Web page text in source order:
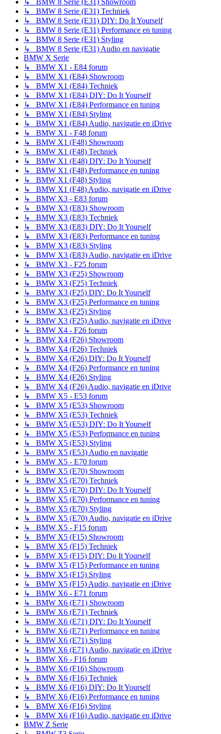
↳ BMW 8 Serie (E31) Techniek
↳ BMW 8 Serie (E31) DIY: Do It Yourself
↳ BMW 8 Serie (E31) Performance en tuning
↳ BMW 8 Serie (E31) Styling
↳ BMW 8 Serie (E31) Audio en navigatie
BMW X Serie
↳ BMW X1 - E84 forum
↳ BMW X1 (E84) Showroom
↳ BMW X1 (E84) Techniek
↳ BMW X1 (E84) DIY: Do It Yourself
↳ BMW X1 (E84) Performance en tuning
↳ BMW X1 (E84) Styling
↳ BMW X1 (E84) Audio, navigatie en iDrive
↳ BMW X1 - F48 forum
↳ BMW X1 (F48) Showroom
↳ BMW X1 (F48) Techniek
↳ BMW X1 (E48) DIY: Do It Yourself
↳ BMW X1 (F48) Performance en tuning
↳ BMW X1 (F48) Styling
↳ BMW X1 (F48) Audio, navigatie en iDrive
↳ BMW X3 - E83 forum
↳ BMW X3 (E83) Showroom
↳ BMW X3 (E83) Techniek
↳ BMW X3 (E83) DIY: Do It Yourself
↳ BMW X3 (E83) Performance en tuning
↳ BMW X3 (E83) Styling
↳ BMW X3 (E83) Audio, navigatie en iDrive
↳ BMW X3 - F25 forum
↳ BMW X3 (F25) Showroom
↳ BMW X3 (F25) Techniek
↳ BMW X3 (F25) DIY: Do It Yourself
↳ BMW X3 (F25) Performance en tuning
↳ BMW X3 (F25) Styling
↳ BMW X3 (F25) Audio, navigatie en iDrive
↳ BMW X4 - F26 forum
↳ BMW X4 (F26) Showroom
↳ BMW X4 (F26) Techniek
↳ BMW X4 (F26) DIY: Do It Yourself
↳ BMW X4 (F26) Performance en tuning
↳ BMW X4 (F26) Styling
↳ BMW X4 (F26) Audio, navigatie en iDrive
↳ BMW X5 - E53 forum
↳ BMW X5 (E53) Showroom
↳ BMW X5 (E53) Techniek
↳ BMW X5 (E53) DIY: Do It Yourself
↳ BMW X5 (E53) Performance en tuning
↳ BMW X5 (E53) Styling
↳ BMW X5 (E53) Audio en navigatie
↳ BMW X5 - E70 forum
↳ BMW X5 (E70) Showroom
↳ BMW X5 (E70) Techniek
↳ BMW X5 (E70) DIY: Do It Yourself
↳ BMW X5 (E70) Performance en tuning
↳ BMW X5 (E70) Styling
↳ BMW X5 (E70) Audio, navigatie en iDrive
↳ BMW X5 - F15 forum
↳ BMW X5 (F15) Showroom
↳ BMW X5 (F15) Techniek
↳ BMW X5 (F15) DIY: Do It Yourself
↳ BMW X5 (F15) Performance en tuning
↳ BMW X5 (F15) Styling
↳ BMW X5 (F15) Audio, navigatie en iDrive
↳ BMW X6 - E71 forum
↳ BMW X6 (E71) Showroom
↳ BMW X6 (E71) Techniek
↳ BMW X6 (E71) DIY: Do It Yourself
↳ BMW X6 (E71) Performance en tuning
↳ BMW X6 (E71) Styling
↳ BMW X6 (E71) Audio, navigatie en iDrive
↳ BMW X6 - F16 forum
↳ BMW X6 (F16) Showroom
↳ BMW X6 (F16) Techniek
↳ BMW X6 (F16) DIY: Do It Yourself
↳ BMW X6 (F16) Performance en tuning
↳ BMW X6 (F16) Styling
↳ BMW X6 (F16) Audio, navigatie en iDrive
BMW Z Serie